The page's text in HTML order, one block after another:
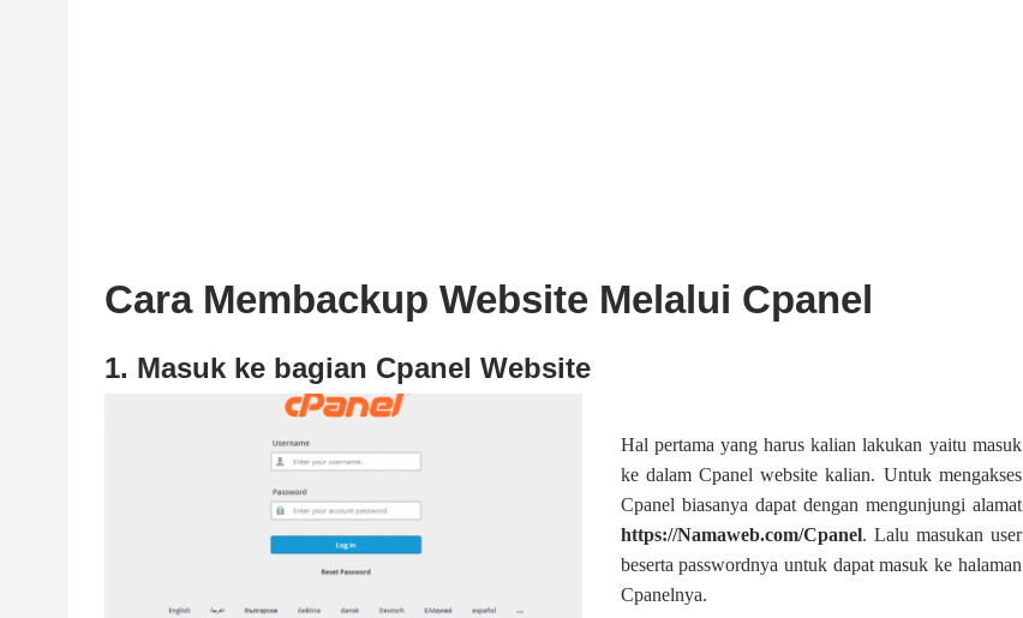
Cara Membackup Website Melalui Cpanel
1. Masuk ke bagian Cpanel Website
Hal pertama yang harus kalian lakukan yaitu masuk
ke dalam Cpanel website kalian. Untuk mengakses
Cpanel biasanya dapat dengan mengunjungi alamat
https://Namaweb.com/Cpanel. Lalu masukan user
beserta passwordnya untuk dapat masuk ke halaman
Cpanelnya.